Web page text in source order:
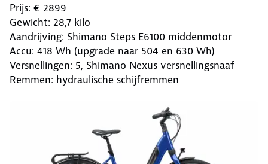
Prijs: € 2899
Gewicht: 28,7 kilo
Aandrijving: Shimano Steps E6100 middenmotor
Accu: 418 Wh (upgrade naar 504 en 630 Wh)
Versnellingen: 5, Shimano Nexus versnellingsnaaf
Remmen: hydraulische schijfremmen